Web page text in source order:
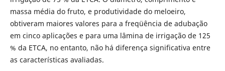
massa média do fruto, e produtividade do meloeiro,
obtiveram maiores valores para a freqüência de adubação
em cinco aplicações e para uma lâmina de irrigação de 125
% da ETCA, no entanto, não há diferença significativa entre
as características avaliadas.